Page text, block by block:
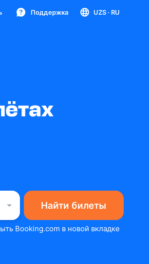
Поддержка UZS · RU
Найти билеты
Booking.com в новой вкладке